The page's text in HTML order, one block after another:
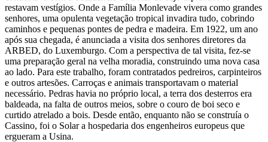
restavam vestígios. Onde a Família Monlevade vivera como grandes
senhores, uma opulenta vegetação tropical invadira tudo, cobrindo
caminhos e pequenas pontes de pedra e madeira. Em 1922, um ano
após sua chegada, é anunciada a visita dos senhores diretores da
ARBED, do Luxemburgo. Com a perspectiva de tal visita, fez-se
uma preparação geral na velha moradia, construindo uma nova casa
ao lado. Para este trabalho, foram contratados pedreiros, carpinteiros
e outros artesões. Carroças e animais transportavam o material
necessário. Pedras havia no próprio local, a terra dos desterros era
baldeada, na falta de outros meios, sobre o couro de boi seco e
curtido atrelado a bois. Desde então, enquanto não se construía o
Cassino, foi o Solar a hospedaria dos engenheiros europeus que
ergueram a Usina.